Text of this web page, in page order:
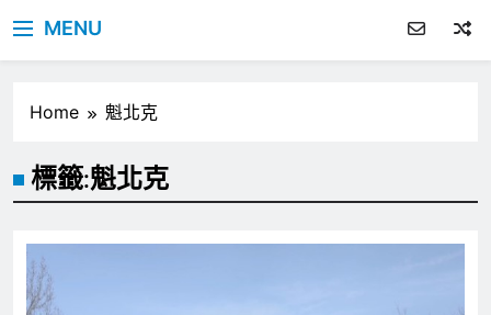
MENU
Home 魁北克
標籤:魁北克